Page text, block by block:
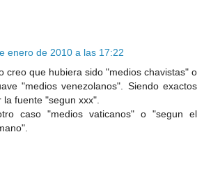
enero de 2010 a las 17:22
creo que hubiera sido "medios chavistas" o
"medios venezolanos". Siendo exactos
fuente "segun xxx".
caso "medios vaticanos" o "segun el